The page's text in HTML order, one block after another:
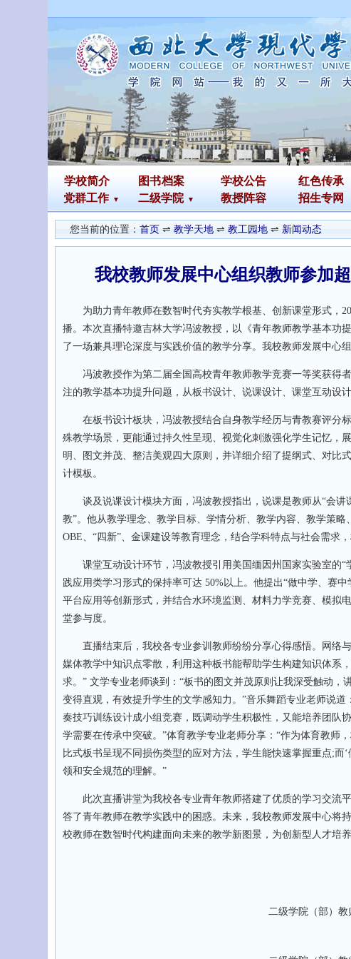
学校简介 图书档案 学校公告 红色传承
党群工作
二级学院 教授阵容 招生专网
您当前的位置： 首页 ⇌ 教学天地 ⇌ 教工园地 ⇌ 新闻动态
我校教师发展中心组织教师参加
为助力青年教师在数智时代夯实教学根基、创新课堂形式，
播。本次直播特邀吉林大学冯波教授，以《青年教师教学基本功
了一场兼具理论深度与实践价值的教学分享。我校教师发展中心
冯波教授作为第二届全国高校青年教师教学竞赛一等奖获得
注的教学基本功提升问题，从板书设计、说课设计、课堂互动设
在板书设计板块，冯波教授结合自身教学经历与青教赛评分
殊教学场景，更能通过持久性呈现、视觉化刺激强化学生记忆，
明、图文并茂、整洁美观四大原则，并详细介绍了提纲式、对比
计模板。
谈及说课设计模块方面，冯波教授指出，说课是教师从“会讲
教”。他从教学理念、教学目标、学情分析、教学内容、教学策
OBE、“四新”、金课建设等教育理念，结合学科特点与社会需求
课堂互动设计环节，冯波教授引用美国缅因州国家实验室的“
践应用类学习形式的保持率可达 50%以上。他提出“做中学、赛
平台应用等创新形式，并结合水环境监测、材料力学竞赛、模拟
堂参与度。
直播结束后，我校各专业参训教师纷纷分享心得感悟。网络
媒体教学中知识点零散，利用这种板书能帮助学生构建知识体系
求。” 文学专业老师谈到：“板书的图文并茂原则让我深受触动
变得直观，有效提升学生的文学感知力。”音乐舞蹈专业老师说
奏技巧训练设计成小组竞赛，既调动学生积极性，又能培养团队
学需要在传承中突破。”体育教学专业老师分享：“作为体育教师
比式板书呈现不同损伤类型的应对方法，学生能快速掌握重点;
领和安全规范的理解。”
此次直播讲堂为我校各专业青年教师搭建了优质的学习交流
答了青年教师在教学实践中的困惑。未来，我校教师发展中心将
校教师在数智时代构建面向未来的教学新图景，为创新型人才培养
二级学院（部）教